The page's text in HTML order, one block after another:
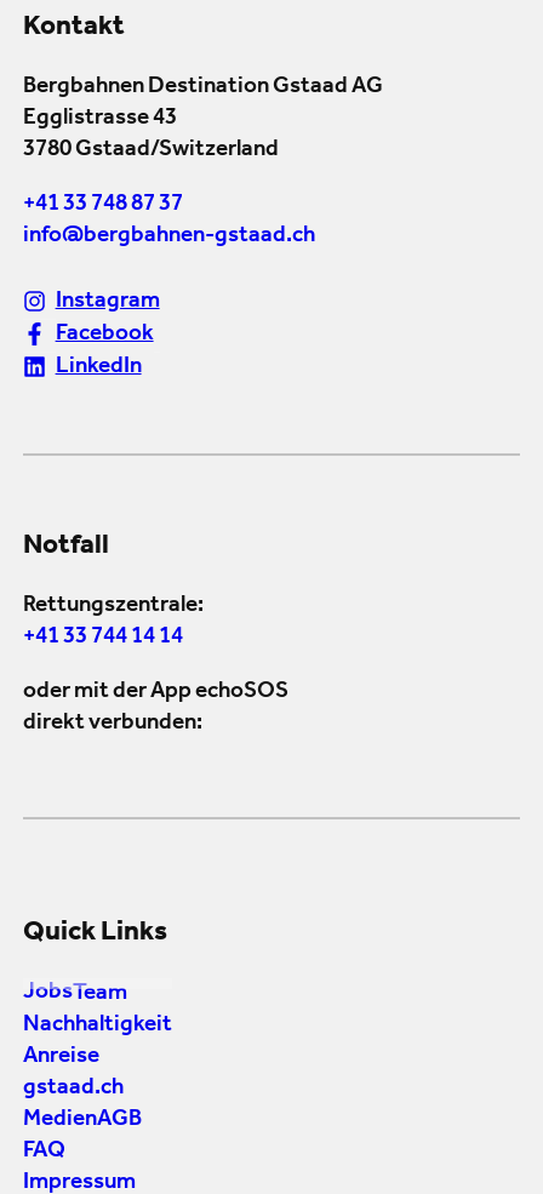
Kontakt
Bergbahnen Destination Gstaad AG
Egglistrasse 43
3780 Gstaad/Switzerland
+41 33 748 87 37
info@bergbahnen-gstaad.ch
Instagram
Facebook
LinkedIn
Notfall
Rettungszentrale:
+41 33 744 14 14
oder mit der App echoSOS
direkt verbunden:
Quick Links
Jobs Team
Nachhaltigkeit
Anreise
gstaad.ch
MedienAGB
FAQ
Impressum